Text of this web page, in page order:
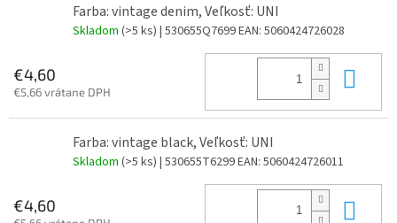
Farba: vintage denim, Veľkosť: UNI
Skladom (>5 ks) | 530655Q7699EAN: 5060424726028
€4,60
€5,66 vrátane DPH
Farba: vintage black, Veľkosť: UNI
Skladom (>5 ks) | 530655T6299EAN: 5060424726011
€4,60